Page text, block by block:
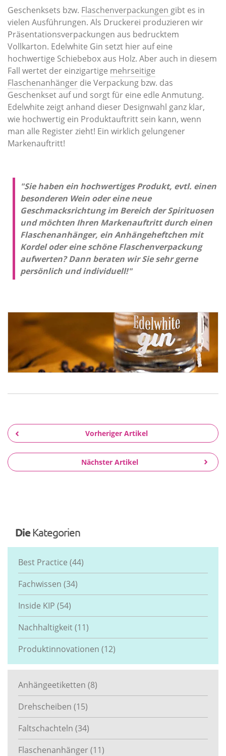
Geschenksets bzw. Flaschenverpackungen gibt es in
vielen Ausführungen. Als Druckerei produzieren wir
Präsentationsverpackungen aus bedrucktem
Vollkarton. Edelwhite Gin setzt hier auf eine
hochwertige Schiebe­box aus Holz. Aber auch in diesem
Fall wertet der einzig­artige mehrseitige
Flaschenanhänger die Verpackung bzw. das
Geschenkset auf und sorgt für eine edle Anmutung.
Edelwhite zeigt anhand dieser Designwahl ganz klar,
wie hochwertig ein Produktauftritt sein kann, wenn
man alle Register zieht! Ein wirklich gelungener
Markenauftritt!
"Sie haben ein hochwertiges Produkt, evtl. einen
besonderen Wein oder eine neue
Geschmacksrichtung im Bereich der Spirituosen
und möchten Ihren Markenauftritt durch einen
Flaschenanhänger, ein Anhänge­heftchen mit
Kordel oder eine schöne Flaschenverpackung
aufwerten? Dann beraten wir Sie sehr gerne
persönlich und individuell!"
Vorheriger Artikel
Nächster Artikel
DieKategorien
Best Practice (44)
Fachwissen (34)
Inside KIP (54)
Nachhaltigkeit(11)
Produktinnovationen (12)
Anhängeetiketten (8)
Drehscheiben (15)
Faltschachteln (34)
Flaschenanhänger(11)